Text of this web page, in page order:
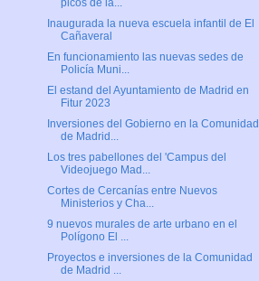
picos de la...
Inaugurada la nueva escuela infantil de El
Cañaveral
En funcionamiento las nuevas sedes de
Policía Muni...
El estand del Ayuntamiento de Madrid en
Fitur 2023
Inversiones del Gobierno en la Comunidad
de Madrid...
Los tres pabellones del 'Campus del
Videojuego Mad...
Cortes de Cercanías entre Nuevos
Ministerios y Cha...
9 nuevos murales de arte urbano en el
Polígono El ...
Proyectos e inversiones de la Comunidad
de Madrid ...